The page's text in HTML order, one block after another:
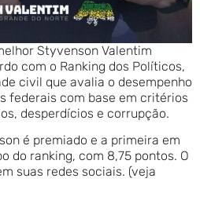
Styvenson Valentim
com o Ranking dos Políticos,
civil que avalia o desempenho
federais com base em critérios
desperdícios e corrupção.
é premiado e a primeira em
do ranking, com 8,75 pontos. O
suas redes sociais. (veja